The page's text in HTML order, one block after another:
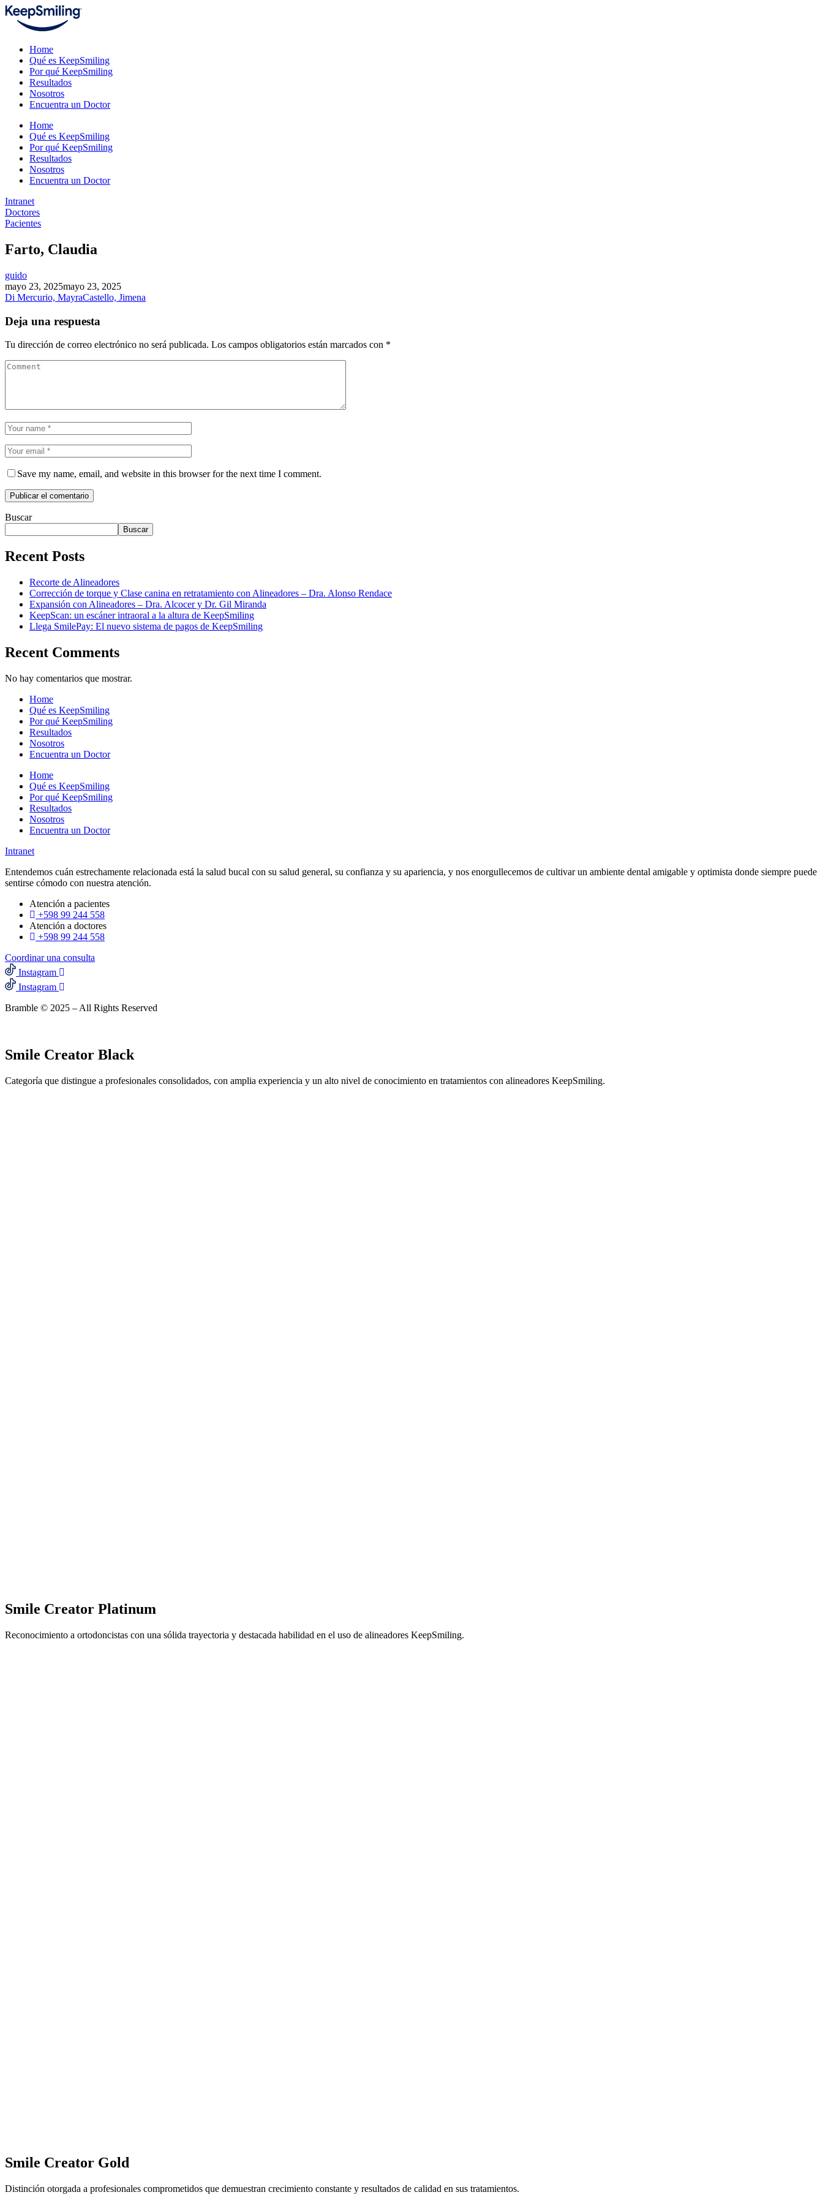
Home
Qué es KeepSmiling
Por qué KeepSmiling
Resultados
Nosotros
Encuentra un Doctor
Home
Qué es KeepSmiling
Por qué KeepSmiling
Resultados
Nosotros
Encuentra un Doctor
Intranet
Doctores
Pacientes
Farto, Claudia
guido
mayo 23, 2025mayo 23, 2025
Di Mercurio, MayraCastello, Jimena
Deja una respuesta
Tu dirección de correo electrónico no será publicada. Los campos obligatorios están marcados con *
Save my name, email, and website in this browser for the next time I comment.
Buscar
Buscar
Recent Posts
Recorte de Alineadores
Corrección de torque y Clase canina en retratamiento con Alineadores – Dra. Alonso Rendace
Expansión con Alineadores – Dra. Alcocer y Dr. Gil Miranda
KeepScan: un escáner intraoral a la altura de KeepSmiling
Llega SmilePay: El nuevo sistema de pagos de KeepSmiling
Recent Comments
No hay comentarios que mostrar.
Home
Qué es KeepSmiling
Por qué KeepSmiling
Resultados
Nosotros
Encuentra un Doctor
Home
Qué es KeepSmiling
Por qué KeepSmiling
Resultados
Nosotros
Encuentra un Doctor
Intranet
Entendemos cuán estrechamente relacionada está la salud bucal con su salud general, su confianza y su apariencia, y nos enorgullecemos de cultivar un ambiente dental amigable y optimista donde siempre puede
sentirse cómodo con nuestra atención.
Atención a pacientes
+598 99 244 558
Atención a doctores
+598 99 244 558‬‬
Coordinar una consulta
Instagram
Instagram
Bramble © 2025 – All Rights Reserved
Smile Creator Black
Categoría que distingue a profesionales consolidados, con amplia experiencia y un alto nivel de conocimiento en tratamientos con alineadores KeepSmiling.
Smile Creator Platinum
Reconocimiento a ortodoncistas con una sólida trayectoria y destacada habilidad en el uso de alineadores KeepSmiling.
Smile Creator Gold
Distinción otorgada a profesionales comprometidos que demuestran crecimiento constante y resultados de calidad en sus tratamientos.